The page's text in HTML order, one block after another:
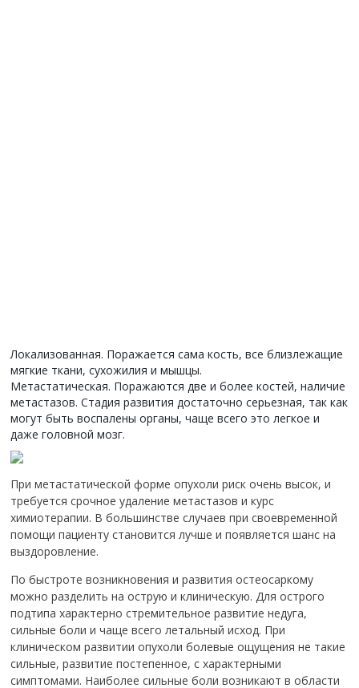
Локализованная. Поражается сама кость, все близлежащие
мягкие ткани, сухожилия и мышцы.
Метастатическая. Поражаются две и более костей, наличие
метастазов. Стадия развития достаточно серьезная, так как
могут быть воспалены органы, чаще всего это легкое и
даже головной мозг.
При метастатической форме опухоли риск очень высок, и
требуется срочное удаление метастазов и курс
химиотерапии. В большинстве случаев при своевременной
помощи пациенту становится лучше и появляется шанс на
выздоровление.
По быстроте возникновения и развития остеосаркому
можно разделить на острую и клиническую. Для острого
подтипа характерно стремительное развитие недуга,
сильные боли и чаще всего летальный исход. При
клиническом развитии опухоли болевые ощущения не такие
сильные, развитие постепенное, с характерными
симптомами. Наиболее сильные боли возникают в области